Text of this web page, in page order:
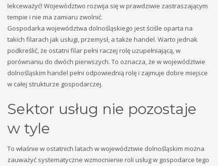
lekceważyć! Województwo rozwija się w prawdziwie zastraszającym
tempie i nie ma zamiaru zwolnić.
Gospodarka województwa dolnośląskiego jest ściśle oparta na
takich filarach jak usługi, przemysł, a także handel. Warto jednak
podkreślić, że ostatni filar pełni raczej rolę uzupełniającą, w
porównaniu do dwóch pierwszych. To oznacza, że w województwie
dolnośląskim handel pełni odpowiednią rolę i zajmuje dobre miejsce
w całej strukturze gospodarczej.
Sektor usług nie pozostaje
w tyle
To właśnie w ostatnich latach w województwie dolnośląskim można
zauważyć systematyczne wzmocnienie roli usług w gospodarce tego